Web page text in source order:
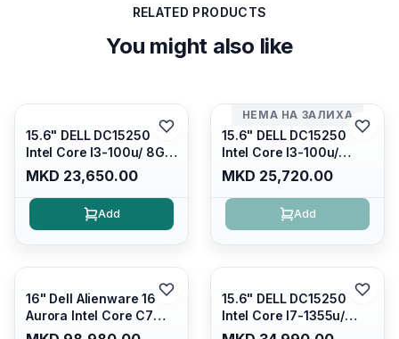
RELATED PRODUCTS
You might also like
15.6" DELL DC15250
Intel Core I3-100u/ 8GB
DDR4/ 512GB SSD M.2/
Iris Xe Graphics/ 120Hz
Anti-glare LED Display/
Backlit Kb/ Platinum
MKD 23,650.00
Add
НЕМА НА ЗАЛИХА
15.6" DELL DC15250
Intel Core I3-100u/
16GB DDR4/ 512GB SSD
M.2/ Iris Xe Graphics/
120Hz Anti-glare LED
Display/ Backlit Kb/
MKD 25,720.00
Add
16" Dell Alienware 16
Aurora Intel Core C7
240H /16GB RAM DDR5
15.6" DELL DC15250
Intel Core I7-1355u/
16GB DDR4 / 512GB SSD